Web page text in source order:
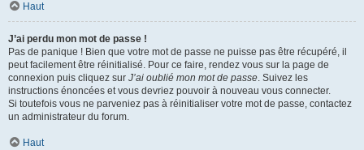
Haut
J’ai perdu mon mot de passe !
Pas de panique ! Bien que votre mot de passe ne puisse pas être récupéré, il
peut facilement être réinitialisé. Pour ce faire, rendez vous sur la page de
connexion puis cliquez sur J’ai oublié mon mot de passe. Suivez les
instructions énoncées et vous devriez pouvoir à nouveau vous connecter.
Si toutefois vous ne parveniez pas à réinitialiser votre mot de passe, contactez
un administrateur du forum.
Haut